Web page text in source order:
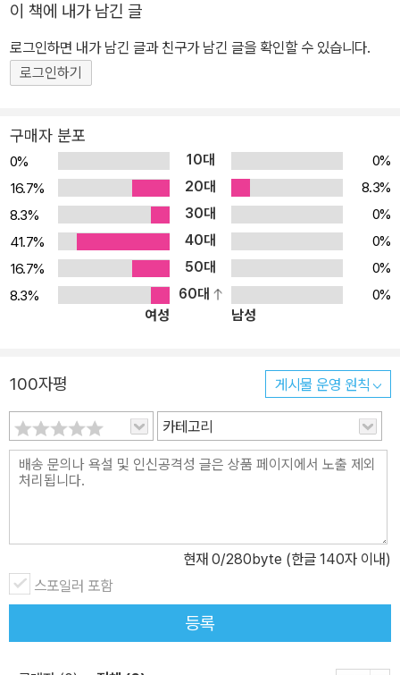
“부모는 앞서가는 이가 아니라, 먼저 가본 길을 알려주는 이다.”라고
하였듯이, 선생(先生)도 마찬가지이다. 부모가 자식이 위험한 길을
가지 않도록 알려주듯이, 저자 역시 학생들이 아프지 않기를 바라는
간절한 마음을 담아 본인의 경험과 나름의 해결 방안을 담아 이 책을
이 책에 내가 남긴 글
로그인하면 내가 남긴 글과 친구가 남긴 글을 확인할 수 있습니다.
로그인하기
구매자 분포
0% 10대
0%
16.7%
20대
8.3%
8.3%
30대
0%
41.7%
40대
0%
16.7%
50대
0%
8.3%
60대
0%
여성
남성
100자평 게시물 운영 원칙
카테고리
현재 0/280byte (한글 140자 이내)
스포일러 포함
등록